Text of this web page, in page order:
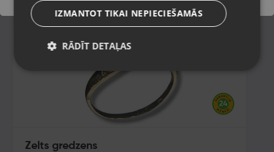
Zelts gredzens
IZMANTOT TIKAI NEPIECIEŠAMĀS
RĀDĪT DETAĻAS